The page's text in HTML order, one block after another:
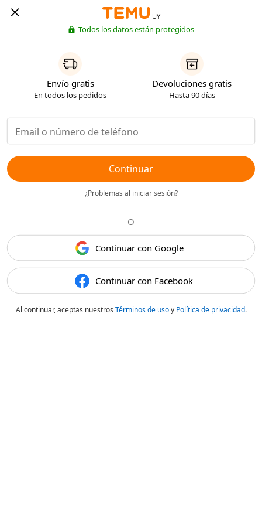
UY
Todos los datos están protegidos
Envío gratis
En todos los pedidos
Devoluciones gratis
Hasta 90 días
Continuar
¿Problemas al iniciar sesión?
O
Continuar con Google
Continuar con Facebook
Al continuar, aceptas nuestros Términos de usoy Política de privacidad.